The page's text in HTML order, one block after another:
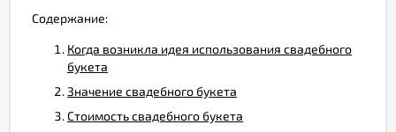
Политика
конфиденциальности
Содержание:
Когда возникла идея использования свадебного
букета
Значение свадебного букета
Стоимость свадебного букета